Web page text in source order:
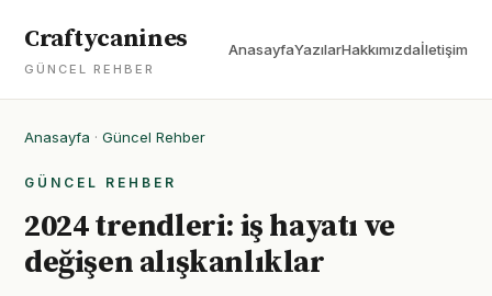
Craftycanines
GÜNCEL REHBER
AnasayfaYazılarHakkımızdaİletişim
Anasayfa · Güncel Rehber
GÜNCEL REHBER
2024 trendleri: iş hayatı ve
değişen alışkanlıklar